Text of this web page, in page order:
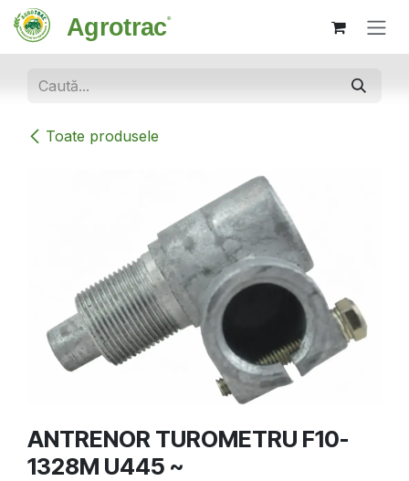
Sari la conținut
Toate produsele
ANTRENOR TUROMETRU F10-
1328M U445 ~